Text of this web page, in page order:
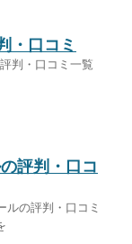
・口コミ
判・口コミ一覧
評判・口コ
ルの評判・口コミ